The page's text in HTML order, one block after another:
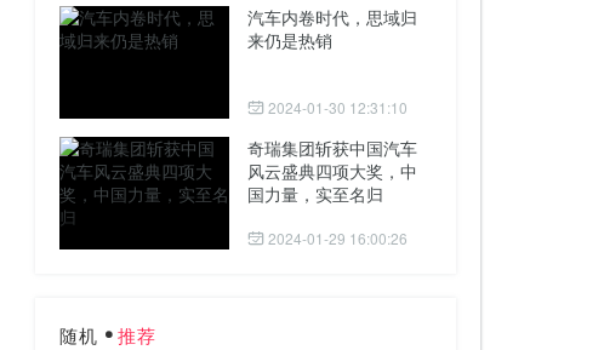
汽车内卷时代，思域归
来仍是热销
2024-01-30 12:31:10
奇瑞集团斩获中国汽车
风云盛典四项大奖，中
国力量，实至名归
2024-01-29 16:00:26
随机 推荐